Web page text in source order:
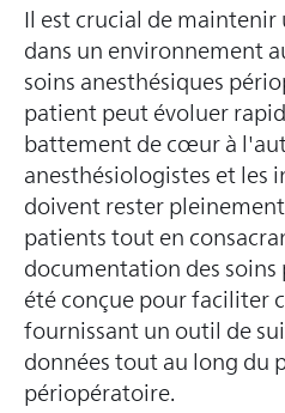
Il est crucial de
dans un environnement
soins anesthésiques
patient peut évoluer
battement de cœur à
anesthésiologistes et les
doivent rester
patients tout en
documentation des soins
été conçue pour faciliter
fournissant un outil de
données tout au long du
périopératoire.